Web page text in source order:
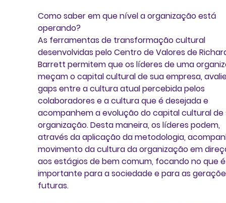
Como saber em que nível a organização está
operando?
As ferramentas de transformação cultural
desenvolvidas pelo Centro de Valores de
Barrett permitem que os líderes de uma
meçam o capital cultural de sua empresa,
gaps entre a cultura atual percebida pelos
colaboradores e a cultura que é desejada e
acompanhem a evolução do capital cultural
organização. Desta maneira, os líderes podem,
através da aplicação da metodologia,
movimento da cultura da organização em
aos estágios de bem comum, focando no que
importante para a sociedade e para as
futuras.